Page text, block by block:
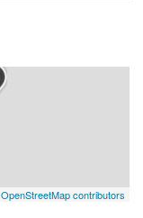
OpenStreetMap contributors